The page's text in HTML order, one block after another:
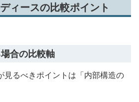
ィースの比較ポイント
合の比較軸
るべきポイントは「内部構造の